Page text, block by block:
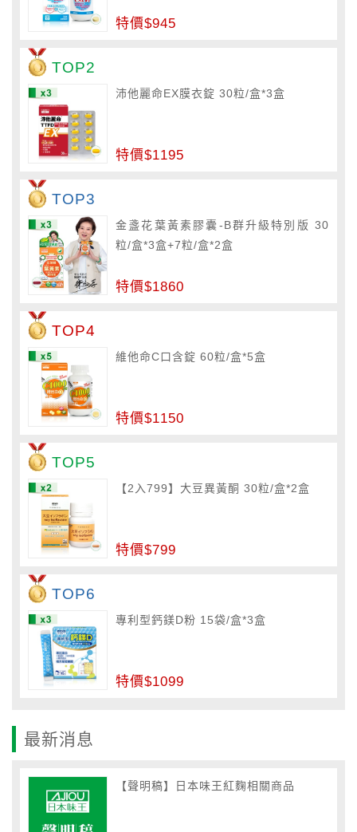
特價$945
TOP2
沛他麗命EX膜衣錠 30粒/盒*3盒
特價$1195
TOP3
金盞花葉黃素膠囊-B群升級特別版 30
粒/盒*3盒+7粒/盒*2盒
特價$1860
TOP4
維他命C口含錠 60粒/盒*5盒
特價$1150
TOP5
【2入799】大豆異黃酮 30粒/盒*2盒
特價$799
TOP6
專利型鈣鎂D粉 15袋/盒*3盒
特價$1099
最新消息
【聲明稿】日本味王紅麴相關商品